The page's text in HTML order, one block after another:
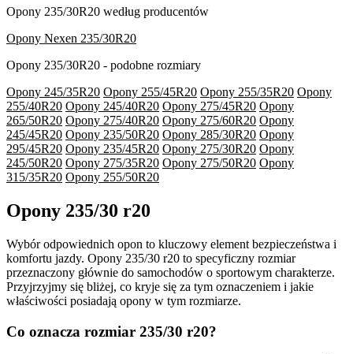
Opony 235/30R20 według producentów
Opony Nexen 235/30R20
Opony 235/30R20 - podobne rozmiary
Opony 245/35R20 Opony 255/45R20 Opony 255/35R20 Opony
255/40R20 Opony 245/40R20 Opony 275/45R20 Opony
265/50R20 Opony 275/40R20 Opony 275/60R20 Opony
245/45R20 Opony 235/50R20 Opony 285/30R20 Opony
295/45R20 Opony 235/45R20 Opony 275/30R20 Opony
245/50R20 Opony 275/35R20 Opony 275/50R20 Opony
315/35R20 Opony 255/50R20
Opony 235/30 r20
Wybór odpowiednich opon to kluczowy element bezpieczeństwa i
komfortu jazdy. Opony 235/30 r20 to specyficzny rozmiar
przeznaczony głównie do samochodów o sportowym charakterze.
Przyjrzyjmy się bliżej, co kryje się za tym oznaczeniem i jakie
właściwości posiadają opony w tym rozmiarze.
Co oznacza rozmiar 235/30 r20?